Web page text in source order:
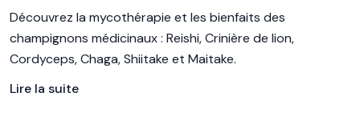
Découvrez la mycothérapie et les bienfaits des
champignons médicinaux : Reishi, Crinière de lion,
Cordyceps, Chaga, Shiitake et Maitake.
Lire la suite